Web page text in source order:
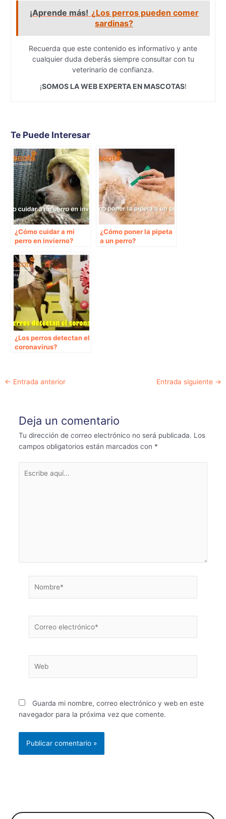
¡Aprende más! ¿Los perros pueden comer
sardinas?
Recuerda que este contenido es informativo y ante
cualquier duda deberás siempre consultar con tu
veterinario de confianza.
¡SOMOS LA WEB EXPERTA EN MASCOTAS!
Te Puede Interesar
¿Cómo cuidar a mi
perro en invierno?
¿Cómo poner la pipeta
a un perro?
¿Los perros detectan el
coronavirus?
Navegación
← Entrada anterior Entrada siguiente →
Deja un comentario
Tu dirección de correo electrónico no será publicada. Los
campos obligatorios están marcados con *
aquí...
electrónico*
Guarda mi nombre, correo electrónico y web en este
navegador para la próxima vez que comente.